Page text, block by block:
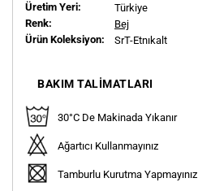
Üretim Yeri:
Türkiye
Renk:
Bej
Ürün Koleksiyon:
SrT-Etnıkalt
BAKIM TALIMATLARI
30°C De Makinada Yıkanır
Ağartıcı Kullanmayınız
Tamburlu Kurutma Yapmayınız